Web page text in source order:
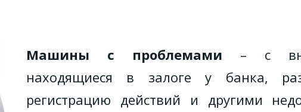
Машины с проблемами – с
находящиеся в залоге у банка,
регистрацию действий и другими